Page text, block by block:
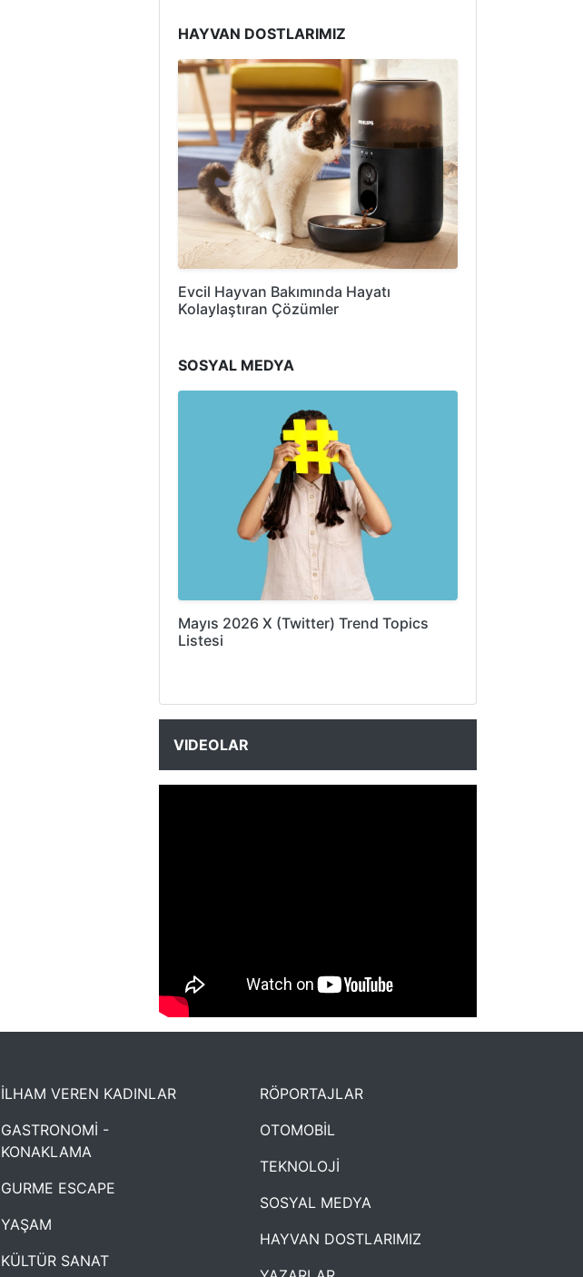
HAYVAN DOSTLARIMIZ
Evcil Hayvan Bakımında Hayatı
Kolaylaştıran Çözümler
SOSYAL MEDYA
Mayıs 2026 X (Twitter) Trend Topics
Listesi
VIDEOLAR
NYXmag 2. Yaş Kutlama Etkinliği
İLHAM VEREN KADINLAR
GASTRONOMİ -
KONAKLAMA
GURME ESCAPE
YAŞAM
KÜLTÜR SANAT
RÖPORTAJLAR
OTOMOBİL
TEKNOLOJİ
SOSYAL MEDYA
HAYVAN DOSTLARIMIZ